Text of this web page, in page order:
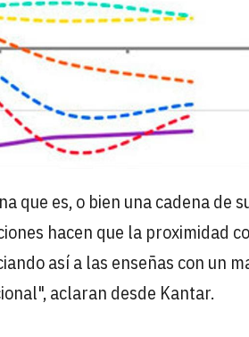
que es, o bien una cadena de
hacen que la proximidad
así a las enseñas con un
aclaran desde Kantar.